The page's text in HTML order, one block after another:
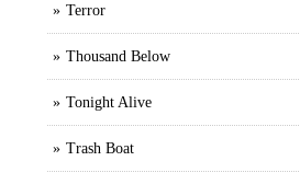
Terror
Thousand Below
Tonight Alive
Trash Boat